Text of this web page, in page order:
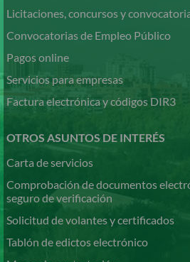
Licitaciones, concursos y
Convocatorias de Empleo Público
Pagos online
Servicios para empresas
Factura electrónica y códigos DIR3
OTROS ASUNTOS DE INTERÉS
Carta de servicios
Comprobación de documentos
seguro de verificación
Solicitud de volantes y certificados
Tablón de edictos electrónico